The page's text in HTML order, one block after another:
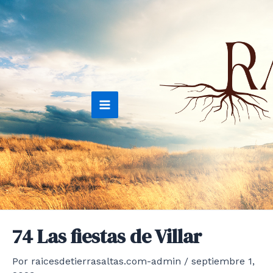
Ir
al
contenido
Main
Menu
74 Las fiestas de Villar
Por raicesdetierrasaltas.com-admin / septiembre 1,